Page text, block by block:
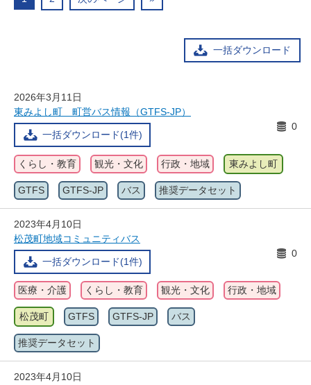
一括ダウンロード
2026年3月11日
東みよし町 町営バス情報（GTFS-JP）
一括ダウンロード(1件)
0
くらし・教育 観光・文化 行政・地域 東みよし町
GTFS GTFS-JP バス 推奨データセット
2023年4月10日
松茂町地域コミュニティバス
一括ダウンロード(1件)
0
医療・介護 くらし・教育 観光・文化 行政・地域
松茂町 GTFS GTFS-JP バス
推奨データセット
2023年4月10日